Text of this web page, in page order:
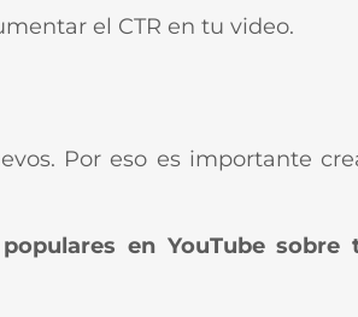
el CTR en tu video.
Por eso es importante
en YouTube sobre